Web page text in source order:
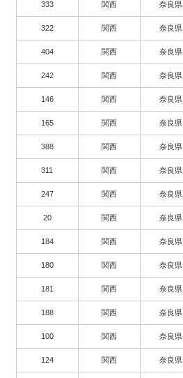
333 関西 奈良県
322 関西 奈良県
404 関西 奈良県
242 関西 奈良県
146 関西 奈良県
165 関西 奈良県
388 関西 奈良県
311 関西 奈良県
247 関西 奈良県
20 関西 奈良県
184 関西 奈良県
180 関西 奈良県
181 関西 奈良県
188 関西 奈良県
100 関西 奈良県
124 関西 奈良県